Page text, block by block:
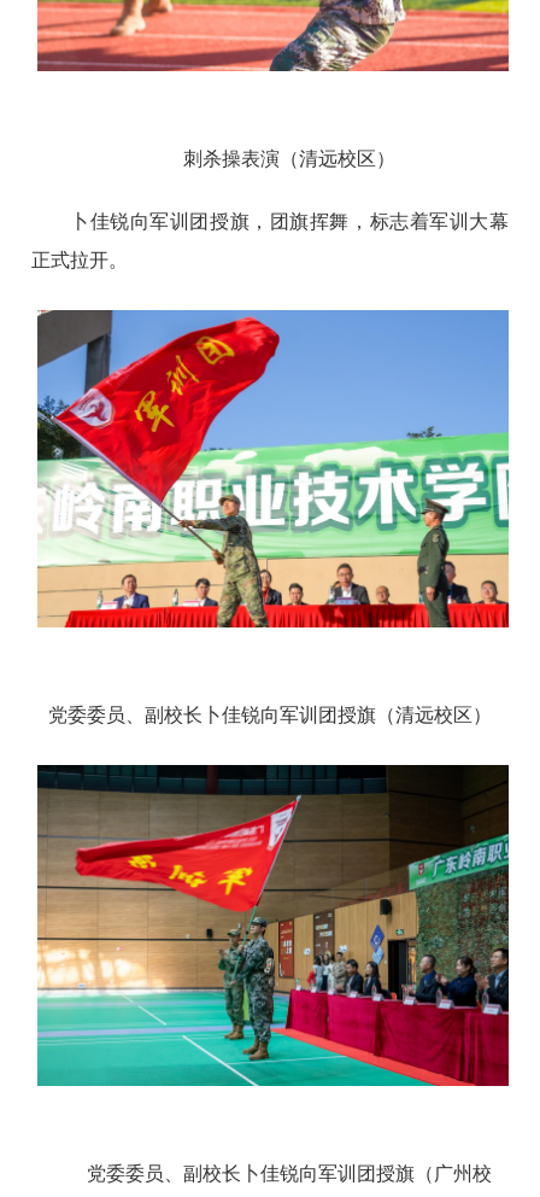
刺杀操表演（清远校区）
卜佳锐向军训团授旗，团旗挥舞，标志着军训大幕
正式拉开。
党委委员、副校长卜佳锐向军训团授旗（清远校区）
党委委员、副校长卜佳锐向军训团授旗（广州校